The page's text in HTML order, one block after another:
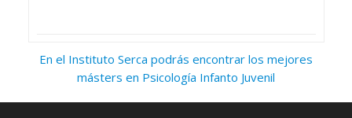
En el Instituto Serca podrás encontrar los mejores
másters en Psicología Infanto Juvenil